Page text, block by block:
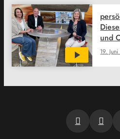
19.
und